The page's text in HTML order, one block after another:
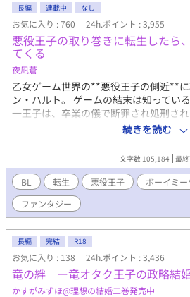
長編 連載中 なし
お気に入り : 760 24h.ポイント : 3,955
悪役王子の取り巻きに転生したら
てくる
夜凪蒼
乙女ゲーム世界の**悪役王子の側近**
ン・ハルト。 ゲームの結末は知ってい
一王子は、卒業の儀で断罪され処刑さ
自分も、もれなく一緒に。 死にたくな
上げて、処刑エンドを全力回避する。
のにこの殿下、「凍った王子」と恐れ
け野良猫を見せてくるし、俺にだけ詩
にだけ——笑う。 「お前は、なぜ俺のそ
すから」 「……そうか」 筋書きを変え
こいつの笑顔を守りたくなるなんて、
『小説家になろう』『カクヨム』にも
続きを読む
文字数 105,184 最
BL 転生 悪役王子 ボーイミー
ファンタジー
長編 完結 R18
お気に入り : 138 24h.ポイント : 3,436
竜の絆 ー竜オタク王子の政略結
かすがみずほ@理想の結婚二巻発売中